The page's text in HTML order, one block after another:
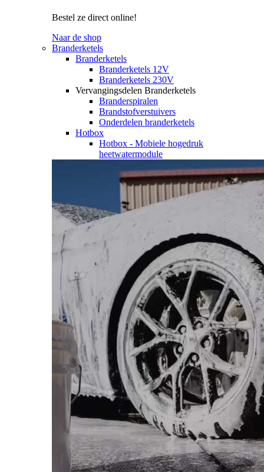
Bestel ze direct online!
Naar de shop
Branderketels
Branderketels
Branderketels 12V
Branderketels 230V
Vervangingsdelen Branderketels
Branderspiralen
Brandstofverstuivers
Onderdelen branderketels
Hotbox
Hotbox - Mobiele hogedruk
heetwatermodule